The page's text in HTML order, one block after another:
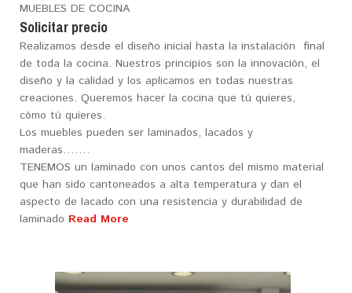
MUEBLES DE COCINA
Solicitar precio
Realizamos desde el diseño inicial hasta la instalación final
de toda la cocina. Nuestros principios son la innovación, el
diseño y la calidad y los aplicamos en todas nuestras
creaciones. Queremos hacer la cocina que tú quieres,
cómo tú quieres.
Los muebles pueden ser laminados, lacados y
maderas…….
TENEMOS un laminado con unos cantos del mismo material
que han sido cantoneados a alta temperatura y dan el
aspecto de lacado con una resistencia y durabilidad de
laminado Read More